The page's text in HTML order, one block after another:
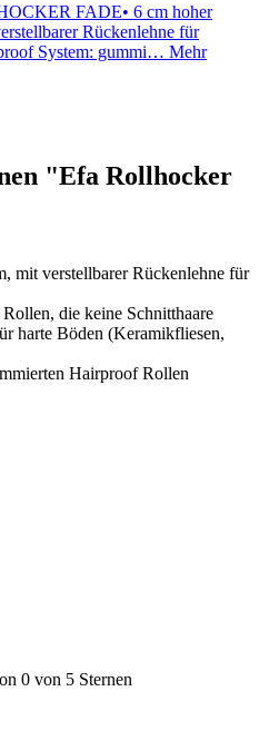
FADE• 6 cm hoher
Rückenlehne für
System: gummi… Mehr
"Efa Rollhocker
mit verstellbarer Rückenlehne für
die keine Schnitthaare
harte Böden (Keramikfliesen,
Hairproof Rollen
0 von 5 Sternen